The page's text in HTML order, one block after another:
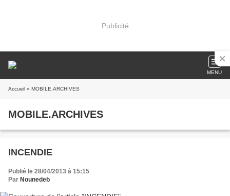
Publicité
MENU
Accueil » MOBILE.ARCHIVES
MOBILE.ARCHIVES
INCENDIE
Publié le 28/04/2013 à 15:15
Par Nounedeb